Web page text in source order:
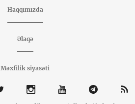
Haqqımızda
Əlaqə
Məxfilik siyasəti